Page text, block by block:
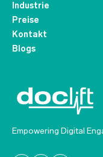
Industrie
Preise
Kontakt
Blogs
Empowering Digital